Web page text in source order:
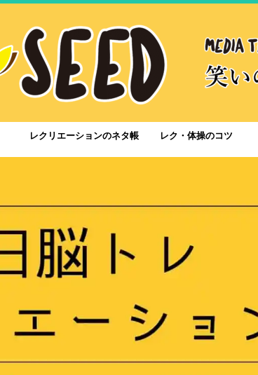
レクリエーションのネタ帳 レク・体操のコツ